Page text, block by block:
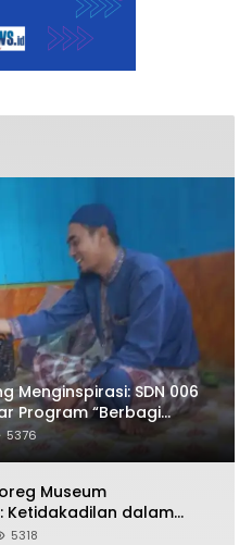
Menginspirasi: SDN 006
Program “Berbagi
5376
Museum
Ketidakadilan dalam
5318